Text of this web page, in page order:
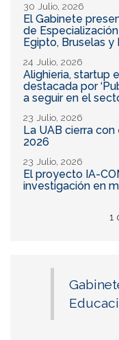
30 Julio, 2026
El Gabinete
de
Egipto, Bruselas y
24 Julio, 2026
Alighieria, startup
destacada por
a seguir en el
23 Julio, 2026
La UAB cierra
2026
23 Julio, 2026
El proyecto IA-
investigación en
1